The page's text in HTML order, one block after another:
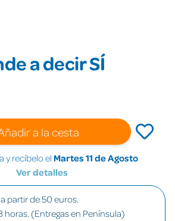
a decir SÍ
a la cesta
y recíbelo el Martes 11 de Agosto
Ver detalles
partir de 50 euros.
horas. (Entregas en Península)